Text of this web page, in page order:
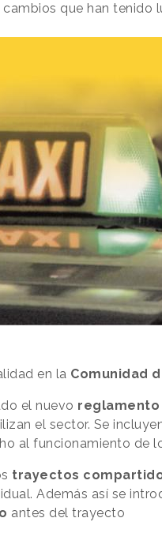
que han
en la Comunidad
el nuevo
el sector. Se
al funcionamiento de
trayectos
Además así se
antes del trayecto